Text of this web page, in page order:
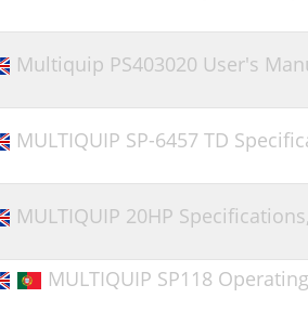
Multiquip PS403020 User's
MULTIQUIP SP-6457 TD
MULTIQUIP 20HP Specifications,
MULTIQUIP SP118